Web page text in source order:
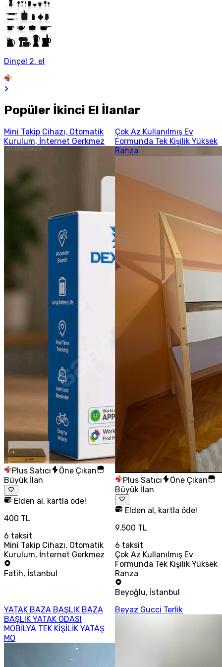
Dinçel 2. el
Popüler İkinci El İlanlar
Mini Takip Cihazı, Otomatik
Kurulum, İnternet Gerkmez
Plus Satıcı
Öne Çıkan
Büyük İlan
Elden al, kartla öde!
400 TL
6 taksit
Mini Takip Cihazı, Otomatik
Kurulum, İnternet Gerkmez
Fatih, İstanbul
Çok Az Kullanılmış Ev
Formunda Tek Kişilik Yüksek
Ranza
Plus Satıcı
Öne Çıkan
Büyük İlan
Elden al, kartla öde!
9.500 TL
6 taksit
Çok Az Kullanılmış Ev
Formunda Tek Kişilik Yüksek
Ranza
Beyoğlu, İstanbul
YATAK BAZA BAŞLIK BAZA
BAŞLIK YATAK ODASI
MOBİLYA TEK KİŞİLİK YATAŞ
MO
Beyaz Gucci Terlik